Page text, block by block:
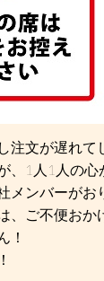
注文が遅れて
、1人1人の心
メンバーがお
、ご不便おか
！